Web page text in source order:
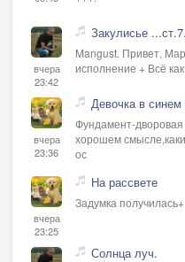
вчера
23:42
Закулисье
Mangust. Привет,
исполнение + Всё
вчера
23:36
Девочка в синем
Фундамент-
хорошем
ос
вчера
23:25
На рассвете
Задумка получилась+
Солнца луч.